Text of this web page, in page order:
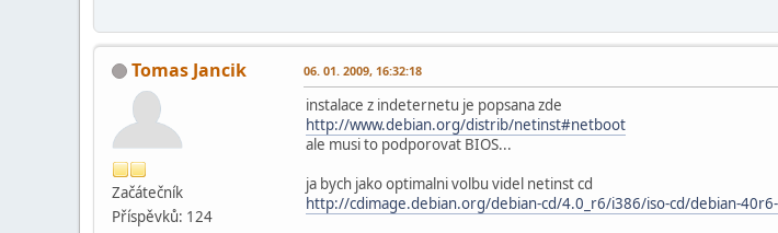
Tomas Jancik
Začátečník
Příspěvků: 124
06. 01. 2009, 16:32:18
instalace z indeternetu je popsana zde
http://www.debian.org/distrib/netinst#netboot
ale musi to podporovat BIOS...
ja bych jako optimalni volbu videl netinst cd
http://cdimage.debian.org/debian-cd/4.0_r6/i386/iso-cd/debian-